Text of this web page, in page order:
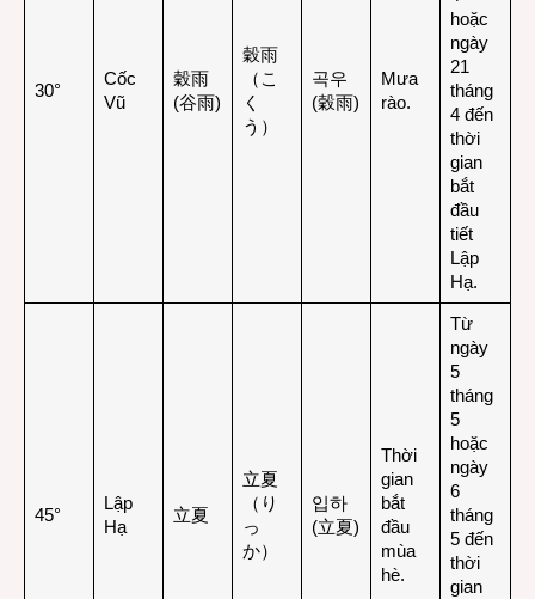
30°
Cốc
Vũ
穀雨
(谷雨)
穀雨
（こ
く
う）
곡우
(穀雨)
Mưa
rào.
hoặc
ngày
21
tháng
4 đến
thời
gian
bắt
đầu
tiết
Lập
Hạ.
45°
Lập
Hạ
立夏
立夏
（り
っ
か）
입하
(立夏)
Thời
gian
bắt
đầu
mùa
hè.
Từ
ngày
5
tháng
5
hoặc
ngày
6
tháng
5 đến
thời
gian